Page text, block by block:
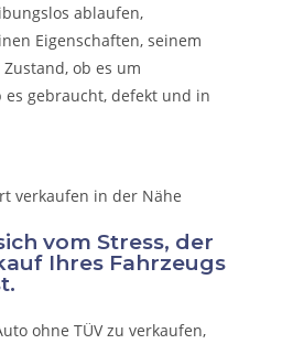
ablaufen,
Eigenschaften, seinem
ob es um
es gebraucht, defekt und in
vom Stress, der
Ihres Fahrzeugs
ohne TÜV zu verkaufen,